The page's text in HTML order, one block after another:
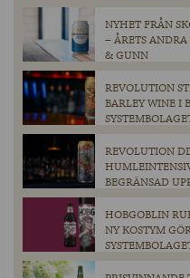
NYHET FRÅN
– ÅRETS
& GUNN
REVOLUTION
BARLEY WINE I
REVOLUTION
BEGRÄNSAD
HOBGOBLIN
NY KOSTYM